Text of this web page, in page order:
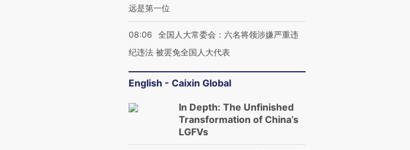
远是第一位
08:06
全国人大常委会：六名将领涉嫌严重违
纪违法 被罢免全国人大代表
English - Caixin Global
In Depth: The Unfinished
Transformation of China’s
LGFVs